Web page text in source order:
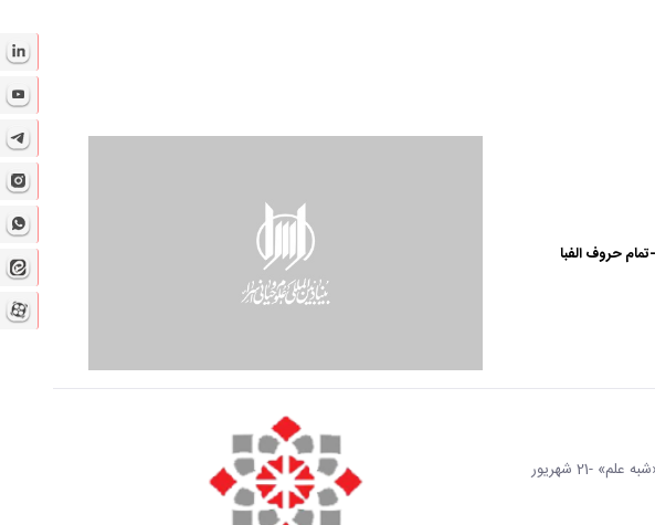
-تمام حروف الفبا
برگرفته از مصاحبه استاد مرتضی جوادی آملی با موضوع «پدیده علم» و «شبه علم» -21 شهریور